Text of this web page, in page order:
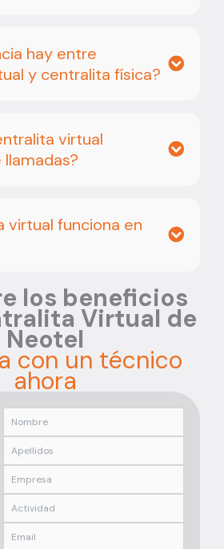
hay entre
y centralita física?
virtual
virtual funciona en
los beneficios
Virtual de
Neotel
con un técnico
ahora